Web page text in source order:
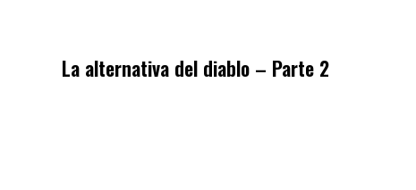
La alternativa del diablo – Parte 2